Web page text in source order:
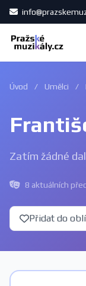
Úvod / Umělci /
Zatím žádné
8 aktuálních
Přidat do